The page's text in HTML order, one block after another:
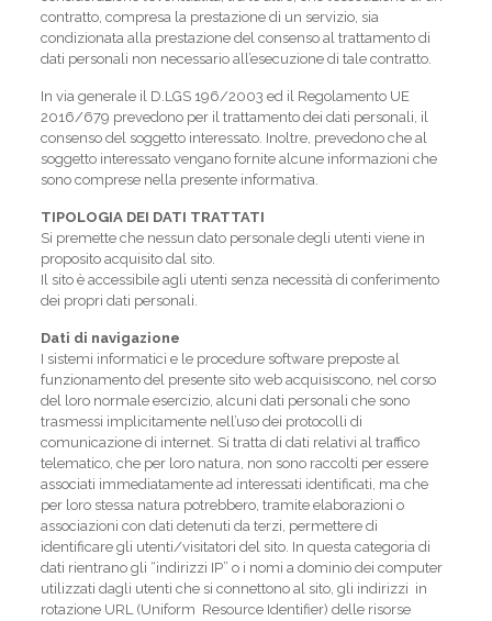
contratto, compresa la prestazione di un servizio, sia
condizionata alla prestazione del consenso al trattamento di
dati personali non necessario all’esecuzione di tale contratto.
In via generale il D.LGS 196/2003 ed il Regolamento UE
2016/679 prevedono per il trattamento dei dati personali, il
consenso del soggetto interessato. Inoltre, prevedono che al
soggetto interessato vengano fornite alcune informazioni che
sono comprese nella presente informativa.
TIPOLOGIA DEI DATI TRATTATI
Si premette che nessun dato personale degli utenti viene in
proposito acquisito dal sito.
Il sito è accessibile agli utenti senza necessità di conferimento
dei propri dati personali.
Dati di navigazione
I sistemi informatici e le procedure software preposte al
funzionamento del presente sito web acquisiscono, nel corso
del loro normale esercizio, alcuni dati personali che sono
trasmessi implicitamente nell’uso dei protocolli di
comunicazione di internet. Si tratta di dati relativi al traffico
telematico, che per loro natura, non sono raccolti per essere
associati immediatamente ad interessati identificati, ma che
per loro stessa natura potrebbero, tramite elaborazioni o
associazioni con dati detenuti da terzi, permettere di
identificare gli utenti/visitatori del sito. In questa categoria di
dati rientrano gli “indirizzi IP” o i nomi a dominio dei computer
utilizzati dagli utenti che si connettono al sito, gli indirizzi in
rotazione URL (Uniform Resource Identifier) delle risorse